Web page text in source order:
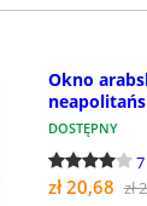
Okno
DOSTĘPNY
7
zł 20,68 zł